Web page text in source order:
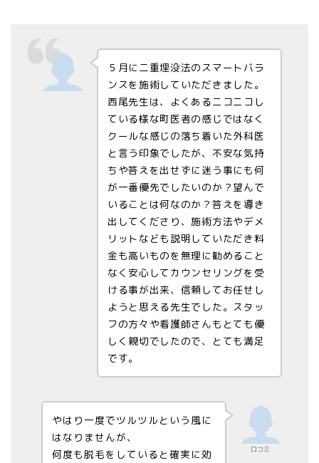
５月に二重埋没法のスマートバラ
ンスを施術していただきました。
西尾先生は、よくあるニコニコし
ている様な町医者の感じではなく
クールな感じの落ち着いた外科医
と言う印象でしたが、不安な気持
ちや答えを出せずに迷う事にも何
が一番優先でしたいのか？望んで
いることは何なのか？答えを導き
出してくださり、施術方法やデメ
リットなども説明していただき料
金も高いものを無理に勧めること
なく安心してカウンセリングを受
ける事が出来、信頼してお任せし
ようと思える先生でした。 スタッ
フの方々や看護師さんもとても優
しく親切でしたので、とても満足
です。
口コミ
やはり一度でツルツルという風に
はなりませんが、
何度も脱毛をしていると確実に効